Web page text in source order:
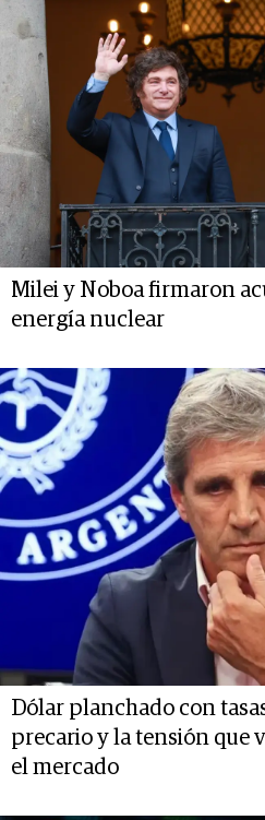
Milei y Noboa firmaron
energía nuclear
Dólar planchado con
precario y la tensión que
el mercado